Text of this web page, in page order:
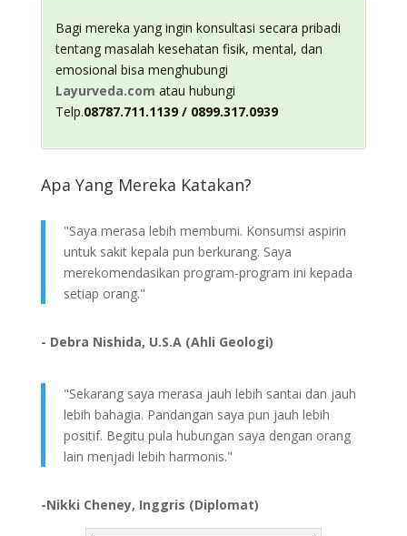
Bagi mereka yang ingin konsultasi secara pribadi
tentang masalah kesehatan fisik, mental, dan
emosional bisa menghubungi
Layurveda.com atau hubungi
Telp.08787.711.1139 / 0899.317.0939
Apa Yang Mereka Katakan?
"Saya merasa lebih membumi. Konsumsi aspirin
untuk sakit kepala pun berkurang. Saya
merekomendasikan program-program ini kepada
setiap orang."
- Debra Nishida, U.S.A (Ahli Geologi)
"Sekarang saya merasa jauh lebih santai dan jauh
lebih bahagia. Pandangan saya pun jauh lebih
positif. Begitu pula hubungan saya dengan orang
lain menjadi lebih harmonis."
-Nikki Cheney, Inggris (Diplomat)